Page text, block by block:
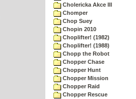
Cholericka Akce III
Chomper
Chop Suey
Chopin 2010
Choplifter! (1982)
Choplifter! (1988)
Chopp the Robot
Chopper Chase
Chopper Hunt
Chopper Mission
Chopper Raid
Chopper Rescue